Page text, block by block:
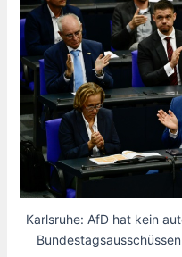
Karlsruhe: AfD hat kein